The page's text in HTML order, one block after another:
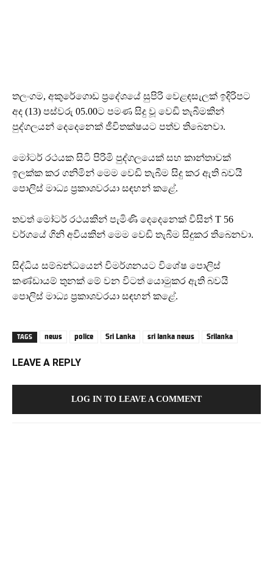
තලංගම, අකුරේගොඩ ප්‍රදේශයේ සුපිරි වෙළඳසැලක් ඉදිරිපට
අද (13) පස්වරු 05.00ට පමණ සිදු වූ වෙඩි තැබීමකින්
පුද්ගලයන් දෙදෙනෙක් ජීවිතක්ෂයට පත්ව තිබෙනවා.
මෝටර් රථයක සිටි පිරිමි පුද්ගලයෙක් සහ කාන්තාවක්
ඉලක්ක කර ගනිමින් මෙම වෙඩි තැබීම සිදු කර ඇති බවයි
පොලිස් මාධ්‍ය ප්‍රකාශවරයා සඳහන් කළේ.
තවත් මෝටර් රථයකින් පැමිණි දෙදෙනෙක් විසින් T 56
වර්ගයේ ගිනි අවියකින් මෙම වෙඩි තැබීම සිදුකර තිබෙනවා.
සිද්ධිය සම්බන්ධයෙන් විමර්ශනයට විශේෂ පොලිස්
කණ්ඩායම් තුනක් මේ වන විටත් යොමුකර ඇති බවයි
පොලිස් මාධ්‍ය ප්‍රකාශවරයා සඳහන් කළේ.
TAGS news police Sri Lanka sri lanka news Srilanka
LEAVE A REPLY
LOG IN TO LEAVE A COMMENT